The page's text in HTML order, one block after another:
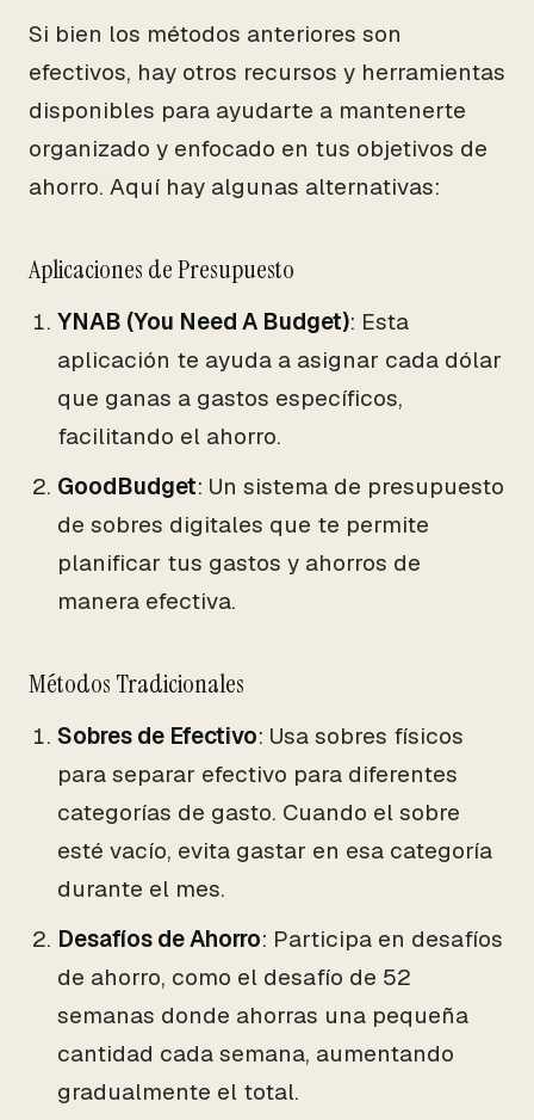
Si bien los métodos anteriores son
efectivos, hay otros recursos y herramientas
disponibles para ayudarte a mantenerte
organizado y enfocado en tus objetivos de
ahorro. Aquí hay algunas alternativas:
Aplicaciones de Presupuesto
YNAB (You Need A Budget): Esta
aplicación te ayuda a asignar cada dólar
que ganas a gastos específicos,
facilitando el ahorro.
GoodBudget: Un sistema de presupuesto
de sobres digitales que te permite
planificar tus gastos y ahorros de
manera efectiva.
Métodos Tradicionales
Sobres de Efectivo: Usa sobres físicos
para separar efectivo para diferentes
categorías de gasto. Cuando el sobre
esté vacío, evita gastar en esa categoría
durante el mes.
Desafíos de Ahorro: Participa en desafíos
de ahorro, como el desafío de 52
semanas donde ahorras una pequeña
cantidad cada semana, aumentando
gradualmente el total.